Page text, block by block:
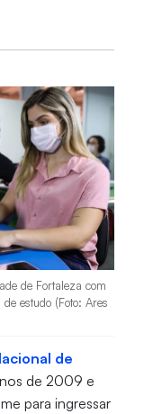
de Fortaleza com
estudo (Foto: Ares
de
de 2009 e
para ingressar